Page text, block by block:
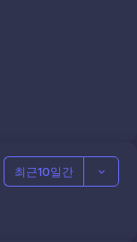
최근10일간